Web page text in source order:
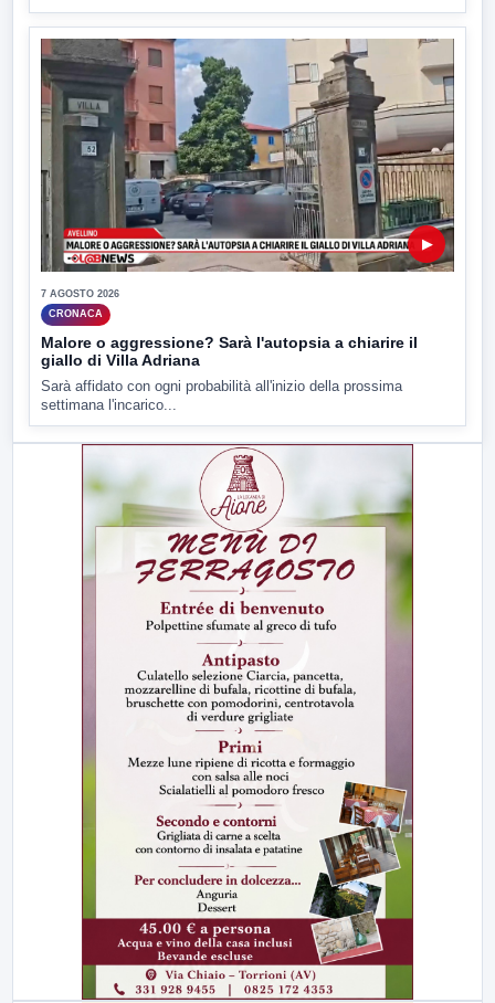
▶
7 AGOSTO 2026
CRONACA
Malore o aggressione? Sarà l'autopsia a chiarire il
giallo di Villa Adriana
Sarà affidato con ogni probabilità all'inizio della prossima
settimana l'incarico...